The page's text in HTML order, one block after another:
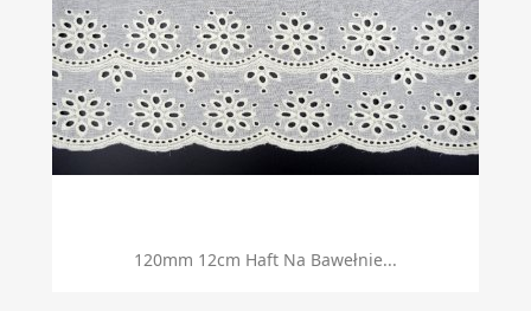
120mm 12cm Haft Na Bawełnie...